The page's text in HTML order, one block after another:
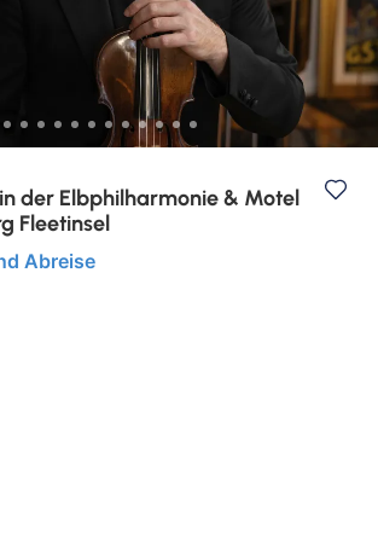
der Elbphilharmonie & Motel
Fleetinsel
Abreise